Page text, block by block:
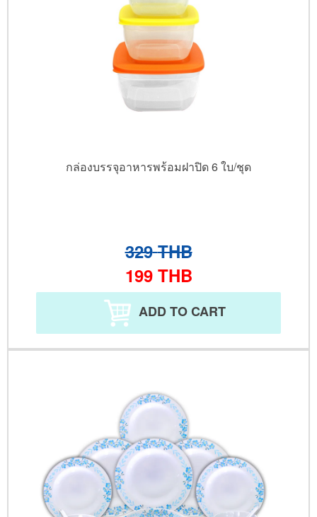
กล่องบรรจุอาหารพร้อมฝาปิด 6 ใบ/ชุด
329 THB
199 THB
ADD TO CART